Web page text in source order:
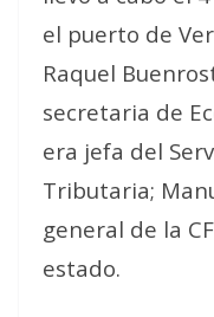
el puerto de
Raquel
secretaria de
era jefa del
Tributaria;
general de la
estado.